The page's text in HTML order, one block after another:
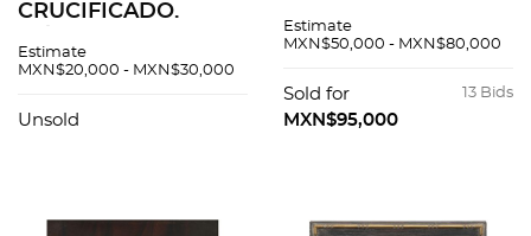
CRUCIFICADO.
DEL SIGLO XVIII.
ligera encarnada,
Estimate
MXN$20,000 - MXN$30,000
Unsold
XIX. Talla en madera
policromada e
incrustaciones de
Estimate
MXN$50,000 - MXN$80,000
13 Bids
Sold for
MXN$95,000